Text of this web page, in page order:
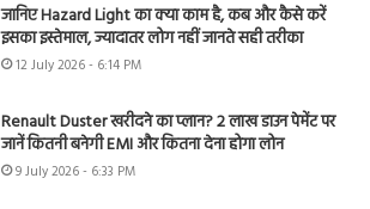
जानिए Hazard Light का क्या काम है, कब और कैसे करें
इसका इस्तेमाल, ज्यादातर लोग नहीं जानते सही तरीका
12 July 2026 - 6:14 PM
Renault Duster खरीदने का प्लान? 2 लाख डाउन पेमेंट पर
जानें कितनी बनेगी EMI और कितना देना होगा लोन
9 July 2026 - 6:33 PM